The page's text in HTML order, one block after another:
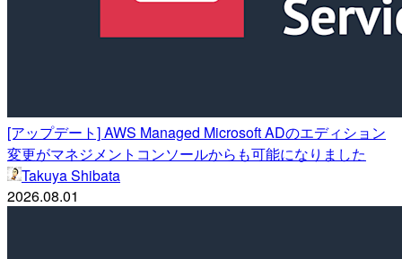
[アップデート] AWS Managed Microsoft ADのエディション
変更がマネジメントコンソールからも可能になりました
Takuya Shibata
2026.08.01